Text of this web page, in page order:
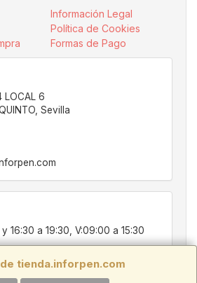
tienda.inforpen.com
Información Legal
Política de Cookies
Formas de Pago
LOCAL 6
Sevilla
16:30 a 19:30, V:09:00 a 15:30